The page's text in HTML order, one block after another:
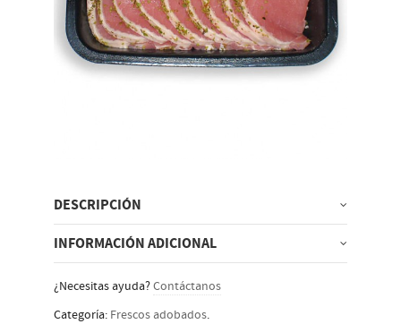
DESCRIPCIÓN
INFORMACIÓN ADICIONAL
¿Necesitas ayuda?Contáctanos
Categoría: Frescos adobados.